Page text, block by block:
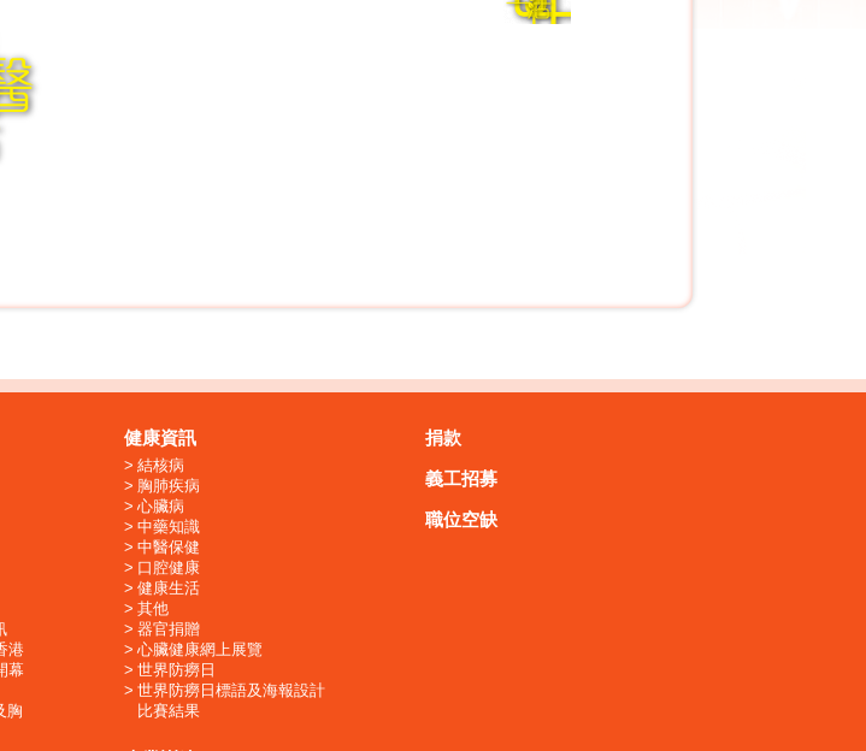
港
幕
胸
健康資訊
結核病
胸肺疾病
心臟病
中藥知識
中醫保健
口腔健康
健康生活
其他
器官捐贈
心臟健康網上展覽
世界防癆日
世界防癆日標語及海報設計
比賽結果
捐款
義工招募
職位空缺